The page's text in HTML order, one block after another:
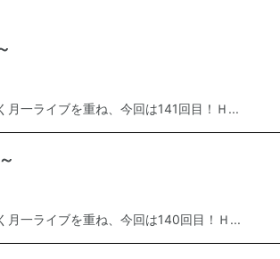
一ライブを重ね、今回は141回目！Ｈ...
月一ライブを重ね、今回は140回目！Ｈ...